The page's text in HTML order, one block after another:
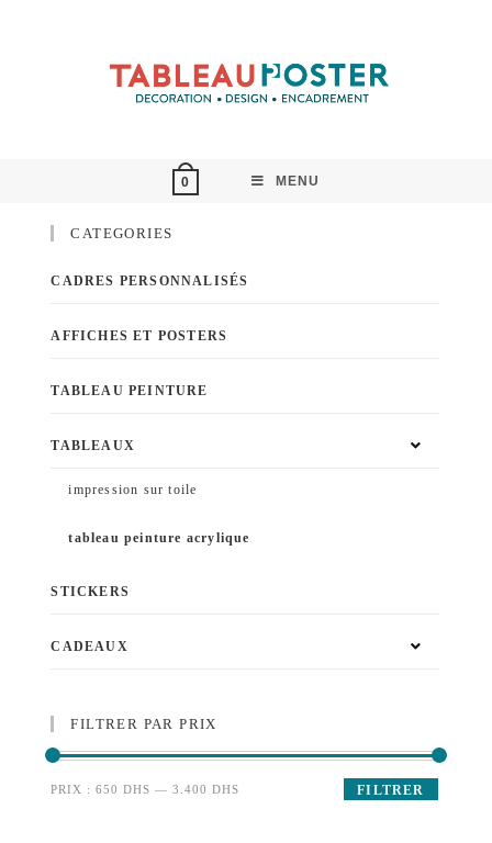
0 MENU
CATEGORIES
CADRES PERSONNALISÉS
AFFICHES ET POSTERS
TABLEAU PEINTURE
TABLEAUX
impression sur toile
tableau peinture acrylique
STICKERS
CADEAUX
FILTRER PAR PRIX
FILTRER
PRIX :650 DHS —3.400 DHS